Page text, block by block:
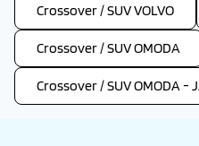
Crossover / SUV VOLVO
Crossover / SUV OMODA
Crossover / SUV OMODA -